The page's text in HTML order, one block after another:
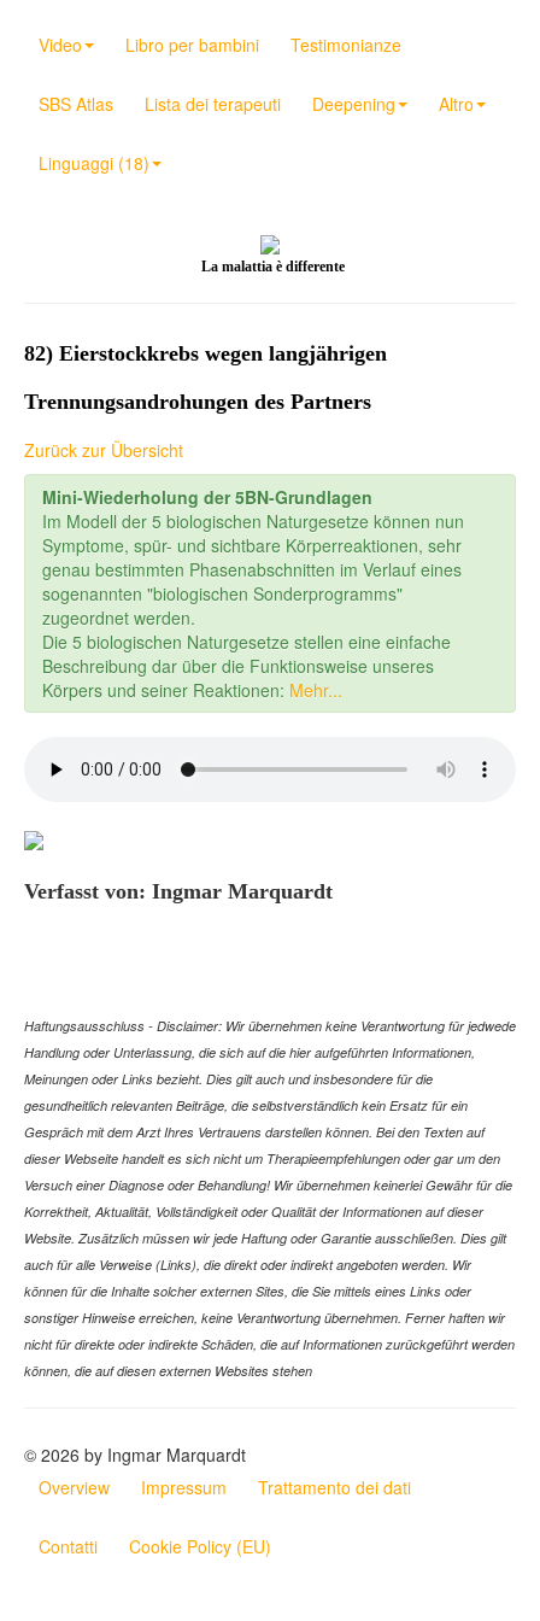
Video Libro per bambini Testimonianze
SBS Atlas Lista dei terapeuti Deepening Altro
Linguaggi (18)
La malattia è differente
82) Eierstockkrebs wegen langjährigen
Trennungsandrohungen des Partners
Zurück zur Übersicht
Mini-Wiederholung der 5BN-Grundlagen
Im Modell der 5 biologischen Naturgesetze können nun
Symptome, spür- und sichtbare Körperreaktionen, sehr
genau bestimmten Phasenabschnitten im Verlauf eines
sogenannten "biologischen Sonderprogramms"
zugeordnet werden.
Die 5 biologischen Naturgesetze stellen eine einfache
Beschreibung dar über die Funktionsweise unseres
Körpers und seiner Reaktionen: Mehr...
Verfasst von: Ingmar Marquardt
Haftungsausschluss - Disclaimer: Wir übernehmen keine Verantwortung für jedwede
Handlung oder Unterlassung, die sich auf die hier aufgeführten Informationen,
Meinungen oder Links bezieht. Dies gilt auch und insbesondere für die
gesundheitlich relevanten Beiträge, die selbstverständlich kein Ersatz für ein
Gespräch mit dem Arzt Ihres Vertrauens darstellen können. Bei den Texten auf
dieser Webseite handelt es sich nicht um Therapieempfehlungen oder gar um den
Versuch einer Diagnose oder Behandlung! Wir übernehmen keinerlei Gewähr für die
Korrektheit, Aktualität, Vollständigkeit oder Qualität der Informationen auf dieser
Website. Zusätzlich müssen wir jede Haftung oder Garantie ausschließen. Dies gilt
auch für alle Verweise (Links), die direkt oder indirekt angeboten werden. Wir
können für die Inhalte solcher externen Sites, die Sie mittels eines Links oder
sonstiger Hinweise erreichen, keine Verantwortung übernehmen. Ferner haften wir
nicht für direkte oder indirekte Schäden, die auf Informationen zurückgeführt werden
können, die auf diesen externen Websites stehen
© 2026 by Ingmar Marquardt
Overview
Impressum Trattamento dei dati
Contatti Cookie Policy (EU)